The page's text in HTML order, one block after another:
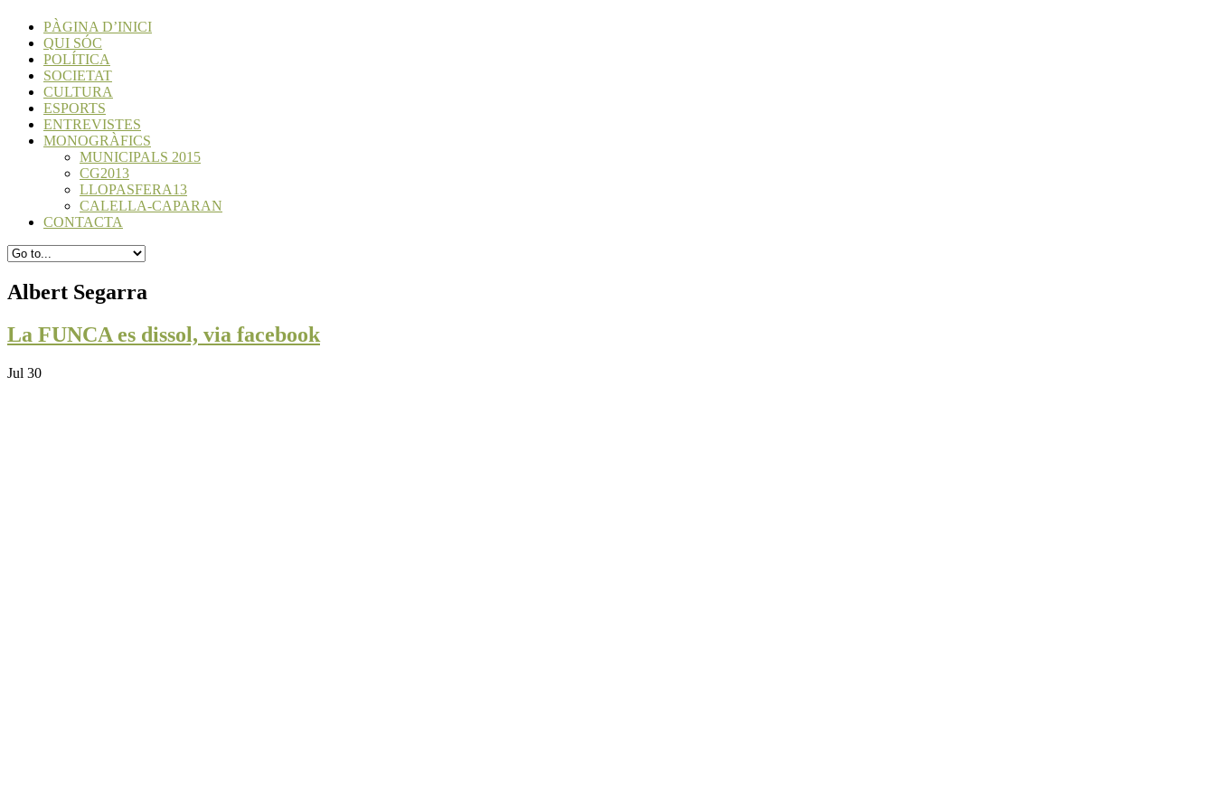
PÀGINA D’INICI
QUI SÓC
POLÍTICA
SOCIETAT
CULTURA
ESPORTS
ENTREVISTES
MONOGRÀFICS
MUNICIPALS 2015
CG2013
LLOPASFERA13
CALELLA-CAPARAN
CONTACTA
Albert Segarra
La FUNCA es dissol, via facebook
Jul 30